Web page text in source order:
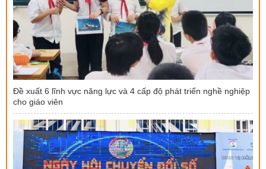
Đề xuất 6 lĩnh vực năng lực và 4 cấp độ phát triển nghề nghiệp
cho giáo viên